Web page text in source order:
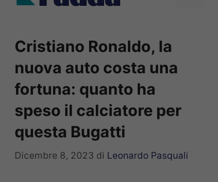
contenuto
Cristiano Ronaldo, la
nuova auto costa una
fortuna: quanto ha
speso il calciatore per
questa Bugatti
Dicembre 8, 2023 di Leonardo Pasquali